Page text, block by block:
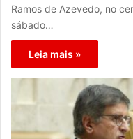
Ramos de Azevedo, no
sábado…
Leia mais »